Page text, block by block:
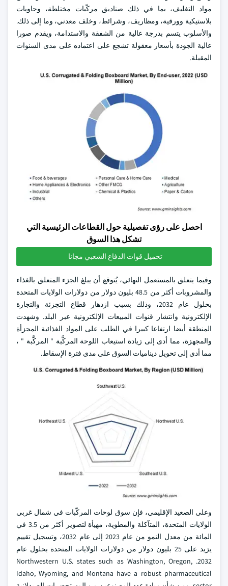
مواد التغليف، بما في ذلك صناديق مركّبات مختلطة، وحاويات
بلاستيكية وورقية، ومظاريف، وشرائط، وخلف معدني، وما إلى ذلك.
والأسلوب يتسم بدرجة عالية من الشفقة والاستدامة، ويقدم صورا
عالية الجودة بأسعار معقولة تشجع على اعتماده على مدى السنوات
المقبلة.
احصل على رؤى تفصيلية حول القطاعات الرئيسية التي
تشكل هذا السوق
تحميل قوات الدفاع الشعبي مجانا
وفيما يتعلق بالمستعمل النهائي، يُتوقع أن يبلغ الجزء المتعلق بالغذاء
والمشروبات أكثر من 48.5 بليون دولار من دولارات الولايات المتحدة
بحلول عام 2032، وذلك بسبب ازدهار قطاع التجزئة والتجارة
الإلكترونية وانتشار قنوات المبيعات الإلكترونية عبر البلد. وشهدت
المنطقة أيضا ارتفاعا كبيرا في الطلب على المواد الغذائية المجزأة
والمجهزة، مما أدى إلى زيادة استيعاب اللوحة المركَّبة " المركَّبة " ،
مما أدى إلى تحويل ديناميات السوق على مدى فترة الإسقاط.
وعلى الصعيد الإقليمي، فإن سوق لوحات المركّبات في شمال غربي
الولايات المتحدة، المتآكلة والمطوية، مهيأة لتصوير أكثر من 3.5 في
المائة من معدل النمو من عام 2023 إلى عام 2032، وتسجيل تقييم
يزيد على 25 بليون دولار من دولارات الولايات المتحدة بحلول عام
2032. Northwestern U.S. states such as Washington, Oregon,
Idaho, Wyoming, and Montana have a robust pharmaceutical